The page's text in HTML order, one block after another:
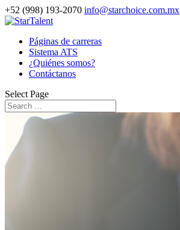
+52 (998) 193-2070 info@starchoice.com.mx
Páginas de carreras
Sistema ATS
¿Quiénes somos?
Contáctanos
Select Page